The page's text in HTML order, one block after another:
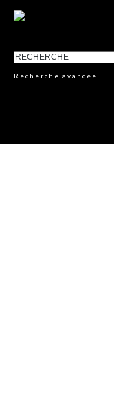
Recherche avancée